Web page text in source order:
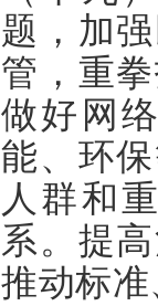
题，加
管，重
做好网
能、环
人群和
系。提
推动标